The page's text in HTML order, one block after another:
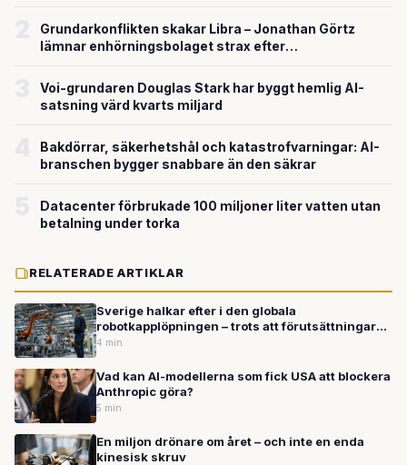
Grundarkonflikten skakar Libra – Jonathan Görtz
lämnar enhörningsbolaget strax efter
Voi-grundaren Douglas Stark har byggt hemlig AI-
satsning värd kvarts miljard
Bakdörrar, säkerhetshål och katastrofvarningar: AI-
branschen bygger snabbare än den säkrar
Datacenter förbrukade 100 miljoner liter vatten utan
betalning under torka
RELATERADE ARTIKLAR
Sverige halkar efter i den globala
robotkapplöpningen – trots att förutsättningarna
finns
4 min
Vad kan AI-modellerna som fick USA att blockera
Anthropic göra?
5 min
En miljon drönare om året – och inte en enda
kinesisk skruv